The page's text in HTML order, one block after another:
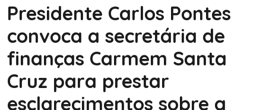
Presidente Carlos Pontes
convoca a secretária de
finanças Carmem Santa
Cruz para prestar
esclarecimentos sobre a